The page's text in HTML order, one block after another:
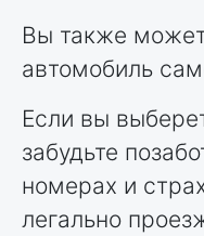
Вы также
автомобиль
Если вы
забудьте
номерах и
легально